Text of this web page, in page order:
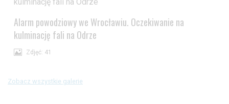
Alarm powodziowy we Wrocławiu. Oczekiwanie na
kulminację fali na Odrze
Zdjęć: 41
Zobacz wszystkie galerie